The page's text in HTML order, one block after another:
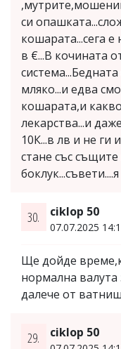
си
кошарата...сега
в €...В кочината
мляко...и едва
кошарата,и
лекарства...и
10К...в лв и не ги
стане със
30. ciklop 50
07.07.2025
Ще дойде
нормална
далече от
29. ciklop 50